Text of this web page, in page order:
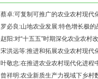
罗必良:山地农业发展:特色增长极的
赵阳:对“十五五”时期深化农业农村